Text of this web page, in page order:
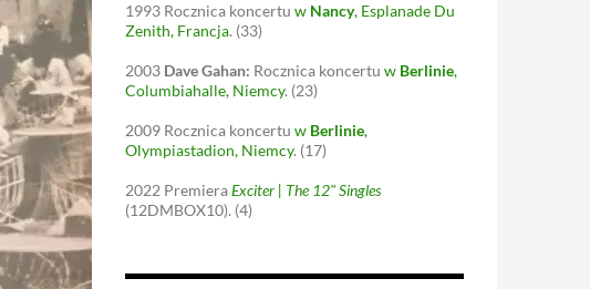
1993 Rocznica koncertu w Nancy, Esplanade Du
Zenith, Francja. (33)
2003 Dave Gahan: Rocznica koncertu w Berlinie,
Columbiahalle, Niemcy. (23)
2009 Rocznica koncertu w Berlinie,
Olympiastadion, Niemcy. (17)
2022 PremieraExciter | The 12" Singles
(12DMBOX10). (4)